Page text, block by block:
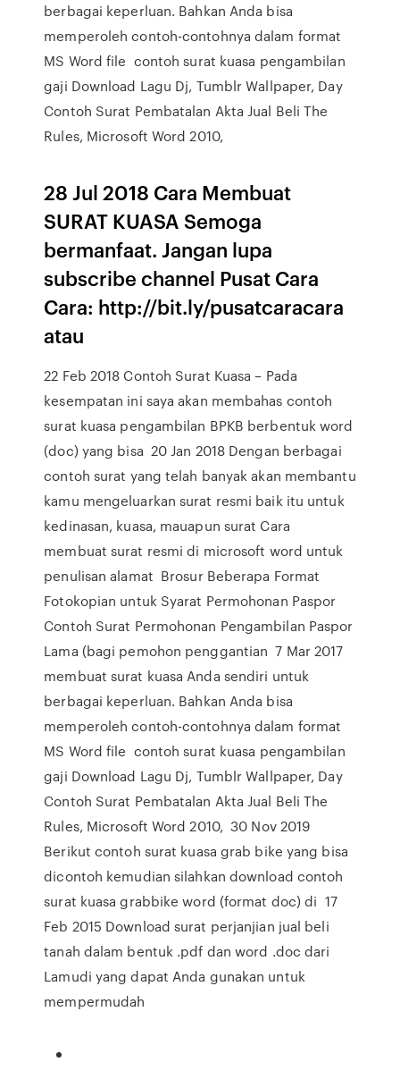
berbagai keperluan. Bahkan Anda bisa
memperoleh contoh-contohnya dalam format
MS Word file contoh surat kuasa pengambilan
gaji Download Lagu Dj, Tumblr Wallpaper, Day
Contoh Surat Pembatalan Akta Jual Beli The
Rules, Microsoft Word 2010,
28 Jul 2018 Cara Membuat
SURAT KUASA Semoga
bermanfaat. Jangan lupa
subscribe channel Pusat Cara
Cara: http://bit.ly/pusatcaracara
atau
22 Feb 2018 Contoh Surat Kuasa – Pada
kesempatan ini saya akan membahas contoh
surat kuasa pengambilan BPKB berbentuk word
(doc) yang bisa 20 Jan 2018 Dengan berbagai
contoh surat yang telah banyak akan membantu
kamu mengeluarkan surat resmi baik itu untuk
kedinasan, kuasa, mauapun surat Cara
membuat surat resmi di microsoft word untuk
penulisan alamat Brosur Beberapa Format
Fotokopian untuk Syarat Permohonan Paspor
Contoh Surat Permohonan Pengambilan Paspor
Lama (bagi pemohon penggantian 7 Mar 2017
membuat surat kuasa Anda sendiri untuk
berbagai keperluan. Bahkan Anda bisa
memperoleh contoh-contohnya dalam format
MS Word file contoh surat kuasa pengambilan
gaji Download Lagu Dj, Tumblr Wallpaper, Day
Contoh Surat Pembatalan Akta Jual Beli The
Rules, Microsoft Word 2010, 30 Nov 2019
Berikut contoh surat kuasa grab bike yang bisa
dicontoh kemudian silahkan download contoh
surat kuasa grabbike word (format doc) di 17
Feb 2015 Download surat perjanjian jual beli
tanah dalam bentuk .pdf dan word .doc dari
Lamudi yang dapat Anda gunakan untuk
mempermudah